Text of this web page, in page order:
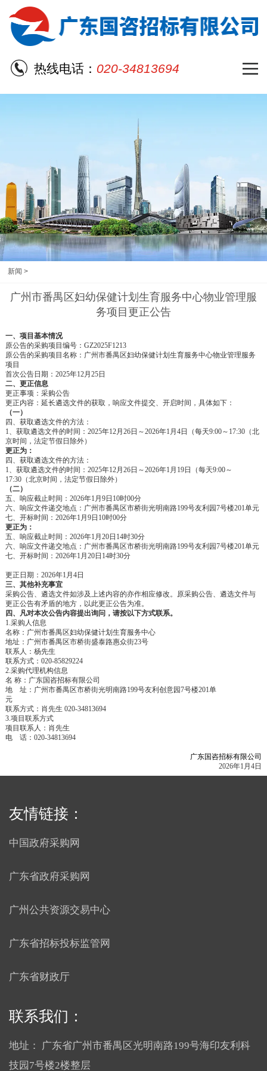
热线电话： 020-34813694
新闻 >
广州市番禺区妇幼保健计划生育服务中心物业管理服
务项目更正公告
一、项目基本情况
原公告的采购项目编号： GZ2025F1213
原公告的采购项目名称： 广州市番禺区妇幼保健计划生育服务中心物业管理服务
项目
首次公告日期： 2025年12月25日
二、更正信息
更正事项：采购公告
更正内容： 延长遴选文件的获取，响应文件提交、开启时间 ， 具体如下：
（一）
四、获取遴选文件的方法：
1、获取遴选文件的时间： 2025年12月 26日～2026年1 月 4日 （每天9:00～17:30（北
京时间，法定节假日除外）
更正为：
四、获取遴选文件的方法：
1、获取遴选文件的时间： 2025年12月 26日～2026年1 月 19日 （每天9:00～
17:30（北京时间，法定节假日除外）
（二）
五、响应截止时间： 2026年1 月 9日 10时00分
六、响应文件递交地点：广州市番禺区市桥街光明南路199号友利园7号楼201单元
七、开标时间： 2026年1 月 9日 10时00分
更正为：
五、响应截止时间： 2026年1 月 20日 14时30分
六、响应文件递交地点：广州市番禺区市桥街光明南路199号友利园7号楼201单元
七、开标时间： 2026年1 月 20日 14时30分
更正日期： 2026年1 月 4日
三、其他补充事宜
采购公告、 遴选文件如涉及上述内容的亦作相应修改。原采购公告、 遴选文件与
更正公告有矛盾的地方，以此更正公告为准。
四、凡对本次公告内容提出询问，请按以下方式联系。
1.采购人信息
名称：广州市番禺区妇幼保健计划生育服务中心
地址：广州市番禺区市桥街盛泰路惠众街23号
联系人：杨先生
联系方式： 020-85829224
2.采购代理机构信息
名 称：广东国咨招标有限公司
地 址：广州市番禺区市桥街光明南路199号友利创意园7号楼201单
元
联系方式： 肖先生 020-34813694
3.项目联系方式
项目联系人： 肖先生
电 话： 020-34813694
广东国咨招标有限公司
2026年1月4日
友情链接：
中国政府采购网
广东省政府采购网
广州公共资源交易中心
广东省招标投标监管网
广东省财政厅
联系我们：
地址：
广东省广州市番禺区光明南路199号海印友利科
技园7号楼2楼整层